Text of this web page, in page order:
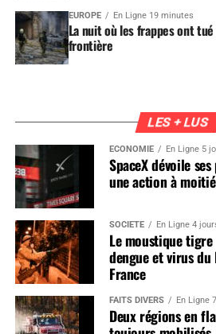
EUROPE En Ligne 19 minutes
La nuit où les frappes ont
frontière
LES + LUS
ÉCONOMIE En Ligne 5
SpaceX dévoile
une action à
SOCIÉTÉ En Ligne 4
Le moustique
dengue et virus
France
FAITS DIVERS En Ligne
Deux régions en